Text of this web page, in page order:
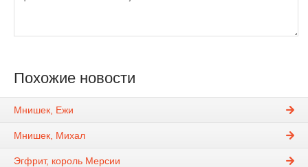
Похожие новости
Мнишек, Ежи
Мнишек, Михал
Эгфрит, король Мерсии